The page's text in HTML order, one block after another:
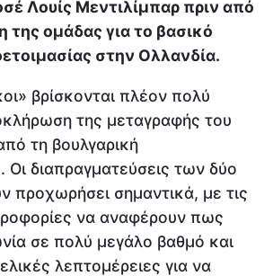
Λουίς Μεντιλίμπαρ πριν από
ομάδας για το βασικό
στην Ολλανδία.
βρίσκονται πλέον πολύ
της μεταγραφής του
τη βουλγαρική
Οι διαπραγματεύσεις των δύο
προχωρήσει σημαντικά, με τις
να αναφέρουν πως
σε πολύ μεγάλο βαθμό και
λεπτομέρειες για να